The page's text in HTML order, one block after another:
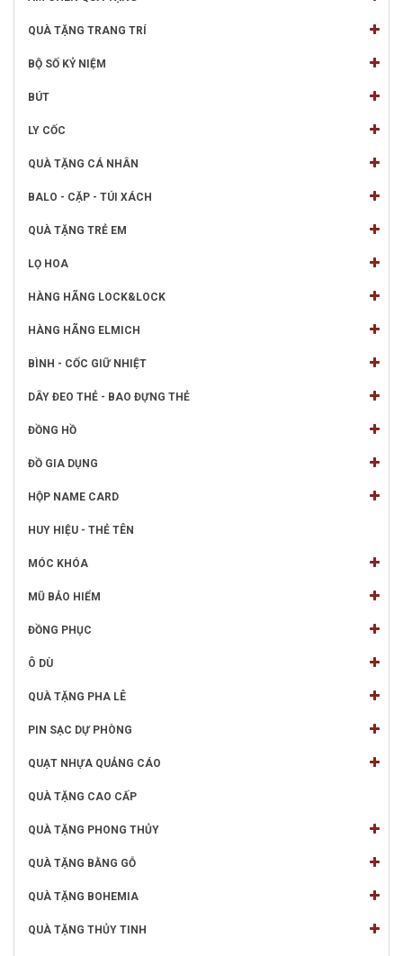
QUÀ TẶNG TRANG TRÍ
BỘ SỐ KỶ NIỆM
BÚT
LY CỐC
QUÀ TẶNG CÁ NHÂN
BALO - CẶP - TÚI XÁCH
QUÀ TẶNG TRẺ EM
LỌ HOA
HÀNG HÃNG LOCK&LOCK
HÀNG HÃNG ELMICH
BÌNH - CỐC GIỮ NHIỆT
DÂY ĐEO THẺ - BAO ĐỰNG THẺ
ĐỒNG HỒ
ĐỒ GIA DỤNG
HỘP NAME CARD
HUY HIỆU - THẺ TÊN
MÓC KHÓA
MŨ BẢO HIỂM
ĐỒNG PHỤC
Ô DÙ
QUÀ TẶNG PHA LÊ
PIN SẠC DỰ PHÒNG
QUẠT NHỰA QUẢNG CÁO
QUÀ TẶNG CAO CẤP
QUÀ TẶNG PHONG THỦY
QUÀ TẶNG BẰNG GỖ
QUÀ TẶNG BOHEMIA
QUÀ TẶNG THỦY TINH